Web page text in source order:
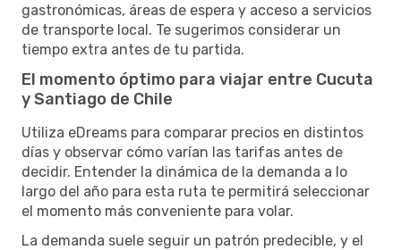
gastronómicas, áreas de espera y acceso a servicios
de transporte local. Te sugerimos considerar un
tiempo extra antes de tu partida.
El momento óptimo para viajar entre Cucuta
y Santiago de Chile
Utiliza eDreams para comparar precios en distintos
días y observar cómo varían las tarifas antes de
decidir. Entender la dinámica de la demanda a lo
largo del año para esta ruta te permitirá seleccionar
el momento más conveniente para volar.
La demanda suele seguir un patrón predecible, y el